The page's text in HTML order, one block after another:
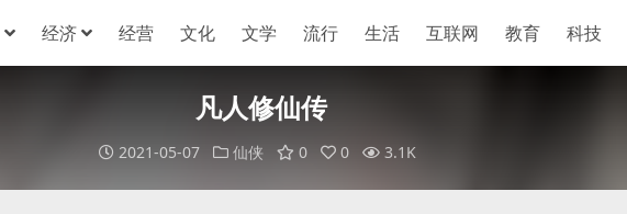
经济 经营 文化 文学 流行 生活 互联网 教育 科技
凡人修仙传
2021-05-07 仙侠 0 0 3.1K